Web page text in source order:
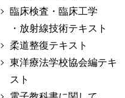
臨床検査・臨床工学
・放射線技術テキスト
柔道整復テキスト
東洋療法学校協会編テキ
スト